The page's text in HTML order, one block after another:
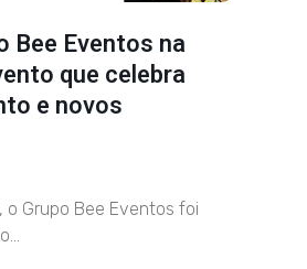
Bee Eventos na
que celebra
e novos
o Grupo Bee Eventos foi